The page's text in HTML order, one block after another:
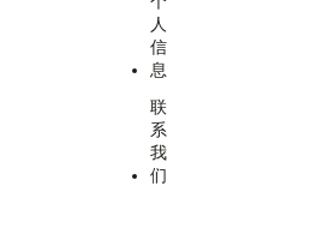
人
信
息
联
系
我
们